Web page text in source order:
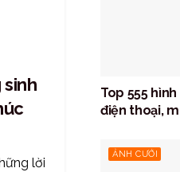
sinh
lời
Top 555
điện thoại,
ẢNH CƯỚI